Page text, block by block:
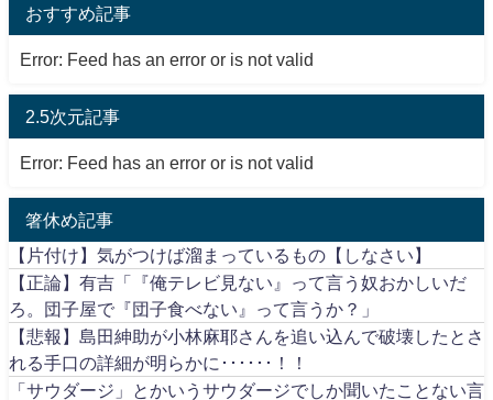
おすすめ記事
Error: Feed has an error or is not valid
2.5次元記事
Error: Feed has an error or is not valid
箸休め記事
【片付け】気がつけば溜まっているもの【しなさい】
【正論】有吉「『俺テレビ見ない』って言う奴おかしいだ
ろ。団子屋で『団子食べない』って言うか？」
【悲報】島田紳助が小林麻耶さんを追い込んで破壊したとさ
れる手口の詳細が明らかに･･････！！
「サウダージ」とかいうサウダージでしか聞いたことない言